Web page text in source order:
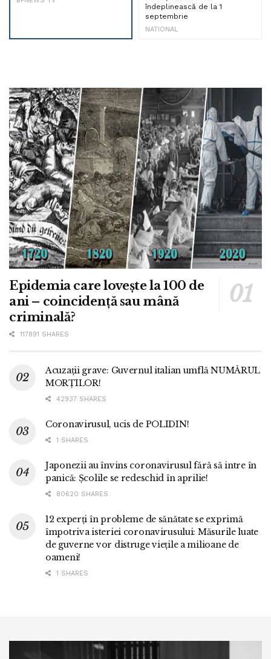
îndeplinească de la 1
septembrie
NATIONAL
Epidemia care lovește la 100 de
ani – coincidență sau mână
criminală?
117891 SHARES
Acuzații grave: Guvernul italian umflă NUMĂRUL
MORȚILOR!
42937 SHARES
Coronavirusul, ucis de POLIDIN!
1 SHARES
Japonezii au învins coronavirusul fără să intre în
panică: Școlile se redeschid în aprilie!
80620 SHARES
12 experți în probleme de sănătate se exprimă
împotriva isteriei coronavirusului: Măsurile luate
de guverne vor distruge viețile a milioane de
oameni!
1 SHARES